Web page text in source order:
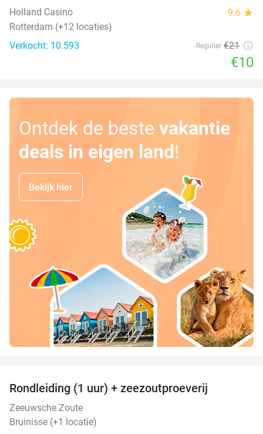
Holland Casino 9.6 star
Rotterdam (+12 locaties)
Verkocht: 10.593
Regulier €21
€10
Ontdek de beste vakantie
deals in eigen land!
Bekijk hier
Rondleiding (1 uur) + zeezoutproeverij
Zeeuwsche Zoute
Bruinisse (+1 locatie)